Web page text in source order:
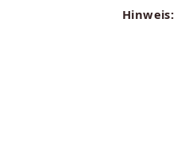
Hinweis: